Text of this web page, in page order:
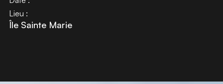
Lieu :
Île Sainte Marie